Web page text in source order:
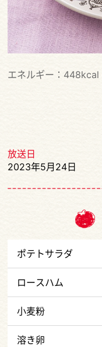
エネルギー：448kcal
放送日
2023年5月24日
ポテトサラダ
ロースハム
小麦粉
溶き卵